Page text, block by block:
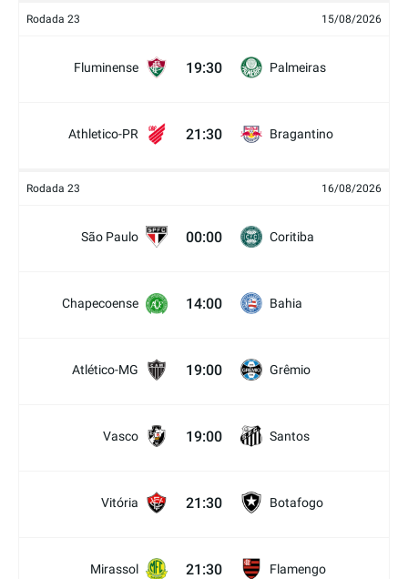
Rodada 23 15/08/2026
Fluminense 19:30 Palmeiras
Athletico-PR 21:30 Bragantino
Rodada 23 16/08/2026
São Paulo 00:00 Coritiba
Chapecoense 14:00 Bahia
Atlético-MG 19:00 Grêmio
Vasco 19:00 Santos
Vitória 21:30 Botafogo
Mirassol 21:30 Flamengo